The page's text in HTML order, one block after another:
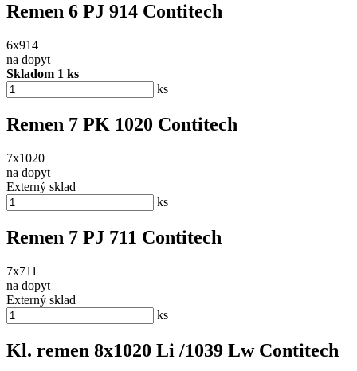
Remen 6 PJ 914 Contitech
6x914
na dopyt
Skladom 1 ks
ks
Remen 7 PK 1020 Contitech
7x1020
na dopyt
Externý sklad
ks
Remen 7 PJ 711 Contitech
7x711
na dopyt
Externý sklad
ks
Kl. remen 8x1020 Li /1039 Lw Contitech